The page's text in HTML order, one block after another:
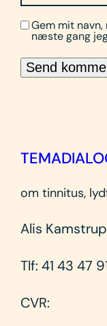
Gem mit
næste gang
om tinnitus,
Alis Kamstrup
Tlf: 41 43 47
CVR: